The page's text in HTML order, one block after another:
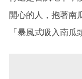
開心的人，抱著南
「暴風式吸入南瓜